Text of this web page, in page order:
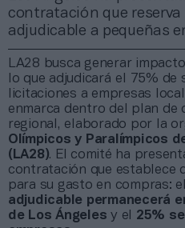
contratación que reserva
adjudicable a pequeñas
LA28 busca generar
lo que adjudicará el 75% de
licitaciones a empresas
enmarca dentro del plan de
regional, elaborado por la
Olímpicos y Paralímpicos
(LA28). El comité ha
contratación que establece
para su gasto en compras: el
adjudicable permanecerá
de Los Ángeles y el 25%